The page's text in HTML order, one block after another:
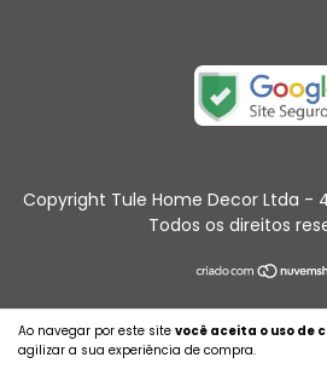
Ao navegar por este site você aceita o uso de
agilizar a sua experiência de compra.
Copyright Tule Home Decor Ltda -
Todos os direitos